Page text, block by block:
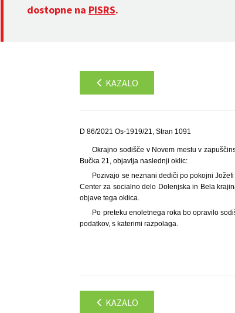
dostopne na PISRS.
KAZALO
D 86/2021 Os-1919/21, Stran 1091
Okrajno sodišče v Novem mestu v
Bučka 21, objavlja naslednji oklic:
Pozivajo se neznani dediči po pokojni
Center za socialno delo Dolenjska in Bela
objave tega oklica.
Po preteku enoletnega roka bo opravilo
podatkov, s katerimi razpolaga.
KAZALO